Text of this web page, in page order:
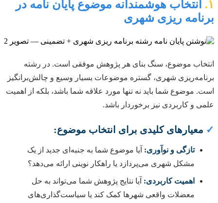
۱.
انتخاب هوشمندانه موضوع پایان نامه در
برنامه ریزی شهری
انتخاب موضوع، سنگ بنای هر پژوهش موفقی است. در رشته
برنامه‌ریزی شهری، گستره موضوعات بسیار وسیع و چالش‌برانگیز
است. موضوع شما باید نه تنها مورد علاقه شما باشد، بلکه از اهمیت
علمی و کاربردی نیز برخوردار باشد.
✓ معیارهای کلیدی برای انتخاب موضوع:
تازگی و نوآوری: آیا موضوع شما به جنبه‌ای جدید از یک
مشکل شهری می‌پردازد یا راهکار نوینی ارائه می‌دهد؟
اهمیت کاربردی: آیا نتایج پژوهش شما می‌تواند به حل
معضلات واقعی شهرها کمک کند یا سیاست‌گذاری‌های